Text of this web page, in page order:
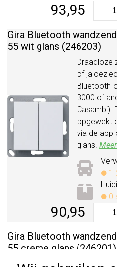
93,95 -
Gira Bluetooth
55 wit glans (246203)
Draadloze
of
Bluetooth-
3000 of
Casambi).
opgewekt
via de app
glans.
0
90,95 -
Gira Bluetooth
55 creme glans (246201)
Draadloze